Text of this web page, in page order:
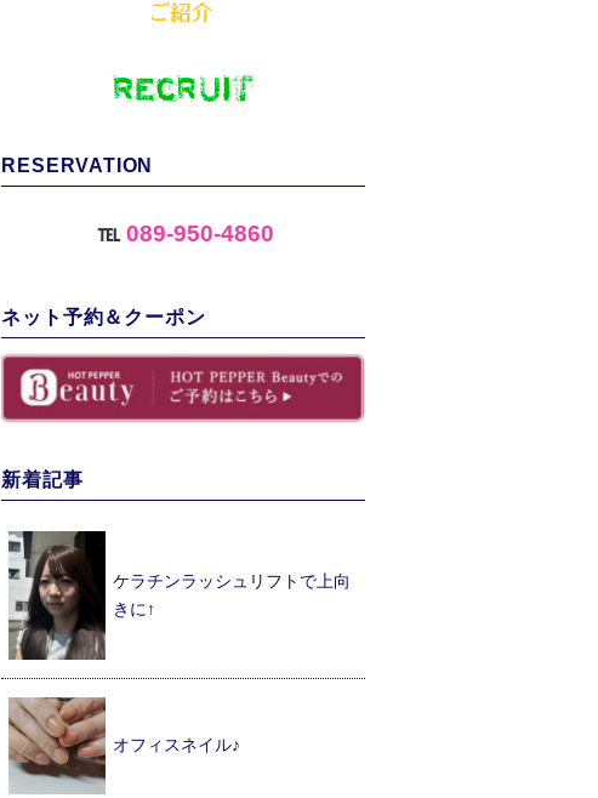
RESERVATION
℡089-950-4860
ネット予約＆クーポン
新着記事
ケラチンラッシュリフトで上向
きに↑
オフィスネイル♪